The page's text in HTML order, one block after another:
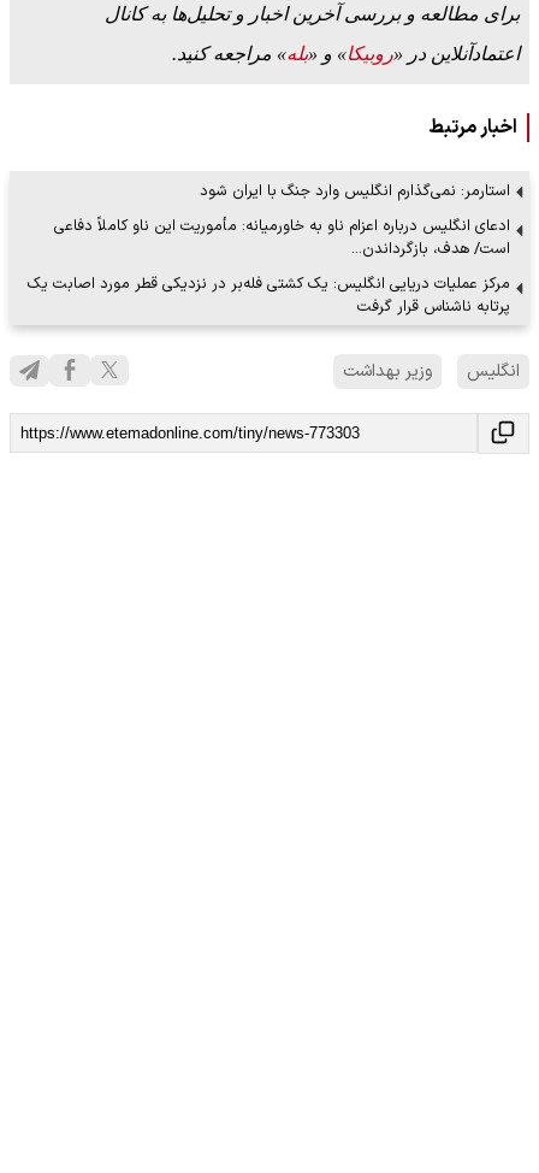
برای مطالعه و بررسی آخرین اخبار و تحلیل‌ها به کانال
اعتمادآنلاین در «روبیکا» و «بله» مراجعه کنید.
اخبار مرتبط
استارمر: نمی‌گذارم انگلیس وارد جنگ با ایران شود
ادعای انگلیس درباره اعزام ناو به خاورمیانه: مأموریت این ناو کاملاً دفاعی
است/ هدف، بازگرداندن…
مرکز عملیات دریایی انگلیس: یک کشتی فله‌بر در نزدیکی قطر مورد اصابت یک
پرتابه ناشناس قرار گرفت
انگلیس وزیر بهداشت